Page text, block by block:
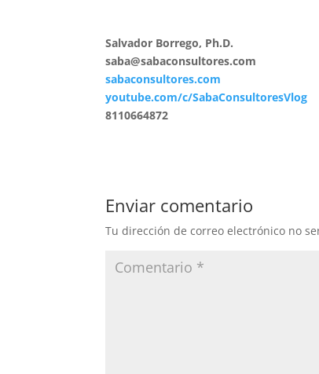
Salvador Borrego, Ph.D.
saba@sabaconsultores.com
sabaconsultores.com
youtube.com/c/SabaConsultoresVlog
8110664872
Enviar comentario
Tu dirección de correo electrónico no